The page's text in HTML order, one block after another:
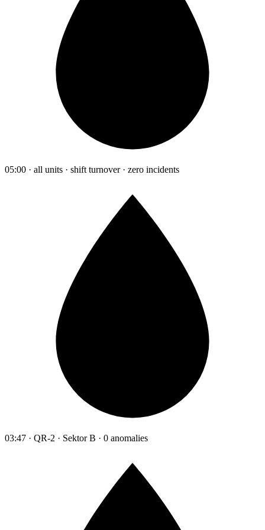
05:00 · all units · shift turnover · zero incidents
03:47 · QR-2 · Sektor B · 0 anomalies